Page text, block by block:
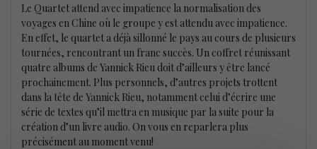
Le Quartet attend avec impatience la normalisation des
voyages en Chine où le groupe y est attendu avec impatience.
En effet, le quartet a déjà sillonné le pays au cours de plusieurs
tournées, rencontrant un franc succès. Un coffret réunissant
quatre albums de Yannick Rieu doit d’ailleurs y être lancé
prochainement. Plus personnels, d’autres projets trottent
dans la tête de Yannick Rieu, notamment celui d’écrire une
série de textes qu’il mettra en musique par la suite pour la
création d’un livre audio. On vous en reparlera plus
précisément au moment venu!